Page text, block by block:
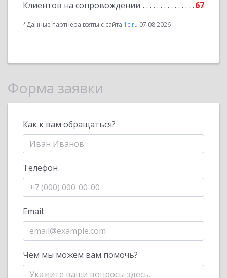
Клиентов на сопровождении
67
*Данные партнера взяты с сайта 1c.ru 07.08.2026
Форма заявки
Как к вам обращаться?
Телефон
Email:
Чем мы можем вам помочь?